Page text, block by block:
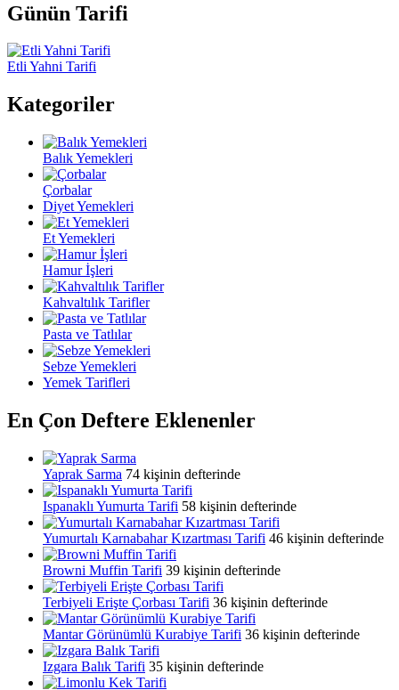
Günün Tarifi
Etli Yahni Tarifi
Kategoriler
Balık Yemekleri
Çorbalar
Diyet Yemekleri
Et Yemekleri
Hamur İşleri
Kahvaltılık Tarifler
Pasta ve Tatlılar
Sebze Yemekleri
Yemek Tarifleri
En Çon Deftere Eklenenler
Yaprak Sarma 74 kişinin defterinde
Ispanaklı Yumurta Tarifi 58 kişinin defterinde
Yumurtalı Karnabahar Kızartması Tarifi 46 kişinin defterinde
Browni Muffin Tarifi 39 kişinin defterinde
Terbiyeli Erişte Çorbası Tarifi 36 kişinin defterinde
Mantar Görünümlü Kurabiye Tarifi 36 kişinin defterinde
Izgara Balık Tarifi 35 kişinin defterinde